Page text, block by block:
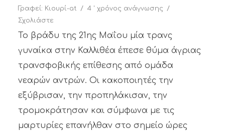
Γραφεί: Κιουρί-at
4 ' χρόνος ανάγνωσης
Σχολιάστε
Το βράδυ της 21ης Μαΐου μία τρανς
γυναίκα στην Καλλιθέα έπεσε θύμα άγριας
τρανσφοβικής επίθεσης από ομάδα
νεαρών αντρών. Οι κακοποιητές την
εξύβρισαν, την προπηλάκισαν, την
τρομοκράτησαν και σύμφωνα με τις
μαρτυρίες επανήλθαν στο σημείο ώρες